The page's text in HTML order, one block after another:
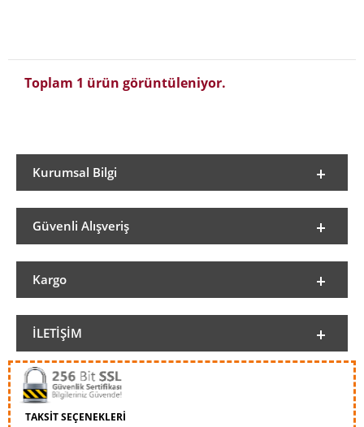
Toplam 1 ürün görüntüleniyor.
Kurumsal Bilgi
Güvenli Alışveriş
Kargo
İLETIŞIM
TAKSİT SEÇENEKLERİ